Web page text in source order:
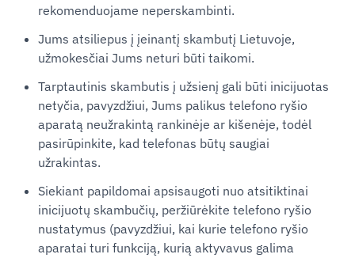
rekomenduojame neperskambinti.
Jums atsiliepus į įeinantį skambutį Lietuvoje,
užmokesčiai Jums neturi būti taikomi.
Tarptautinis skambutis į užsienį gali būti inicijuotas
netyčia, pavyzdžiui, Jums palikus telefono ryšio
aparatą neužrakintą rankinėje ar kišenėje, todėl
pasirūpinkite, kad telefonas būtų saugiai
užrakintas.
Siekiant papildomai apsisaugoti nuo atsitiktinai
inicijuotų skambučių, peržiūrėkite telefono ryšio
nustatymus (pavyzdžiui, kai kurie telefono ryšio
aparatai turi funkciją, kurią aktyvavus galima